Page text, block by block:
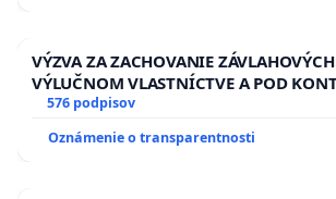
VÝZVA ZA ZACHOVANIE
VÝLUČNOM VLASTNÍCTVE A POD
SLOVENSKEJ REPUBLIKY & žiadosť na
zanedbaného stavu závlahových a
kanálov na Slovensku
576 podpisov
Oznámenie o transparentnosti